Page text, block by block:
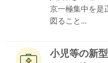
京一極集中を是
図ること...
小児等の新